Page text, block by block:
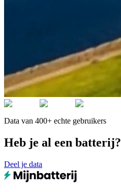
Data van 400+ echte gebruikers
Heb je al een batterij?
Deel je data